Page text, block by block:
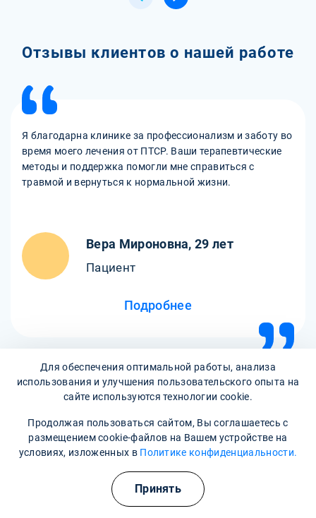
Отзывы клиентов о нашей работе
Я благодарна клинике за профессионализм и заботу во
время моего лечения от ПТСР. Ваши терапевтические
методы и поддержка помогли мне справиться с
травмой и вернуться к нормальной жизни.
Вера Мироновна, 29 лет
Пациент
Подробнее
Все отзывы
Написать отзыв
Для обеспечения оптимальной работы, анализа
использования и улучшения пользовательского опыта на
сайте используются технологии cookie.
Продолжая пользоваться сайтом, Вы соглашаетесь с
размещением cookie-файлов на Вашем устройстве на
условиях, изложенных в Политике конфиденциальности.
Принять